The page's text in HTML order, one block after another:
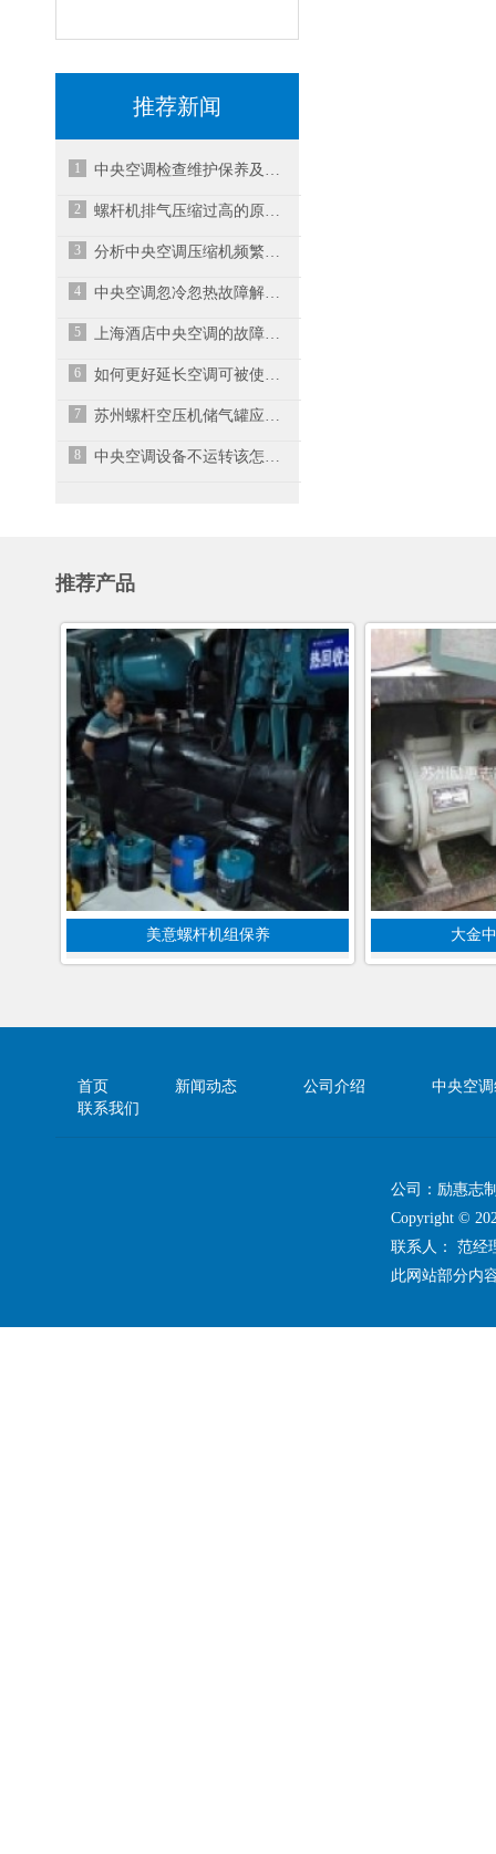
推荐新闻
1 中央空调检查维护保养及预防
2 螺杆机排气压缩过高的原因有哪些?
3 分析中央空调压缩机频繁启动故障
4 中央空调忽冷忽热故障解决办法
5 上海酒店中央空调的故障怎么维修？
6 如何更好延长空调可被使用的寿命？
7 苏州螺杆空压机储气罐应放在哪里？
8 中央空调设备不运转该怎么处理?
推荐产品
美意螺杆机组保养 大金
首页 新闻动态 公司介绍
中央空
联系我们
公司：励惠志
Copyright ©
联系人： 范
此网站部分内